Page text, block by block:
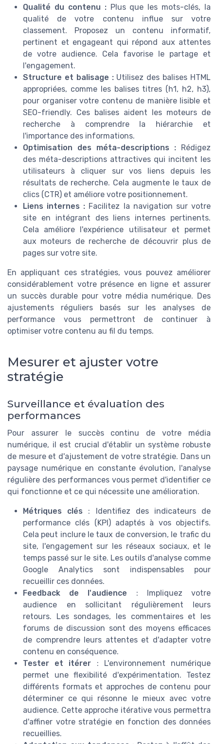
Qualité du contenu :Plus que les mots-clés, la
qualité de votre contenu influe sur votre
classement. Proposez un contenu informatif,
pertinent et engageant qui répond aux attentes
de votre audience. Cela favorise le partage et
l'engagement.
Structure et balisage :Utilisez des balises HTML
appropriées, comme les balises titres (h1, h2, h3),
pour organiser votre contenu de manière lisible et
SEO-friendly. Ces balises aident les moteurs de
recherche à comprendre la hiérarchie et
l'importance des informations.
Optimisation des méta-descriptions : Rédigez
des méta-descriptions attractives qui incitent les
utilisateurs à cliquer sur vos liens depuis les
résultats de recherche. Cela augmente le taux de
clics (CTR) et améliore votre positionnement.
Liens internes : Facilitez la navigation sur votre
site en intégrant des liens internes pertinents.
Cela améliore l'expérience utilisateur et permet
aux moteurs de recherche de découvrir plus de
pages sur votre site.
En appliquant ces stratégies, vous pouvez améliorer
considérablement votre présence en ligne et assurer
un succès durable pour votre média numérique. Des
ajustements réguliers basés sur les analyses de
performance vous permettront de continuer à
optimiser votre contenu au fil du temps.
Mesurer et ajuster votre
stratégie
Surveillance et évaluation des
performances
Pour assurer le succès continu de votre média
numérique, il est crucial d'établir un système robuste
de mesure et d'ajustement de votre stratégie. Dans un
paysage numérique en constante évolution, l'analyse
régulière des performances vous permet d'identifier ce
qui fonctionne et ce qui nécessite une amélioration.
Métriques clés : Identifiez des indicateurs de
performance clés (KPI) adaptés à vos objectifs.
Cela peut inclure le taux de conversion, le trafic du
site, l'engagement sur les réseaux sociaux, et le
temps passé sur le site. Les outils d'analyse comme
Google Analytics sont indispensables pour
recueillir ces données.
Feedback de l'audience : Impliquez votre
audience en sollicitant régulièrement leurs
retours. Les sondages, les commentaires et les
forums de discussion sont des moyens efficaces
de comprendre leurs attentes et d'adapter votre
contenu en conséquence.
Tester et itérer : L'environnement numérique
permet une flexibilité d'expérimentation. Testez
différents formats et approches de contenu pour
déterminer ce qui résonne le mieux avec votre
audience. Cette approche itérative vous permettra
d'affiner votre stratégie en fonction des données
recueillies.